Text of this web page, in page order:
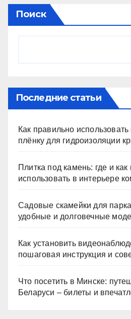
Поиск
Последние статьи
Как правильно
плёнку для гидроизоляции
Плитка под камень: где и
использовать в интерьере
Садовые скамейки для
удобные и долговечные
Как установить
пошаговая инструкция и
Что посетить в Минске:
Беларуси – билеты и